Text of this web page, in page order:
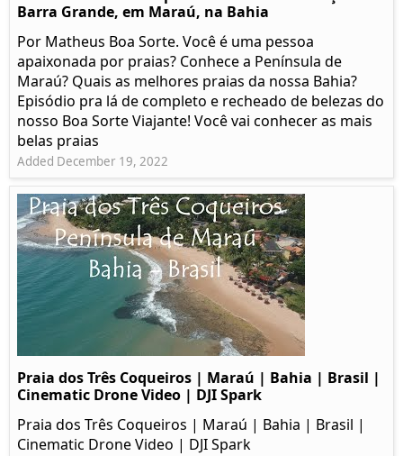
Barra Grande, em Maraú, na Bahia
Por Matheus Boa Sorte. Você é uma pessoa
apaixonada por praias? Conhece a Península de
Maraú? Quais as melhores praias da nossa Bahia?
Episódio pra lá de completo e recheado de belezas do
nosso Boa Sorte Viajante! Você vai conhecer as mais
belas praias
Added December 19, 2022
Praia dos Três Coqueiros | Maraú | Bahia | Brasil |
Cinematic Drone Video | DJI Spark
Praia dos Três Coqueiros | Maraú | Bahia | Brasil |
Cinematic Drone Video | DJI Spark